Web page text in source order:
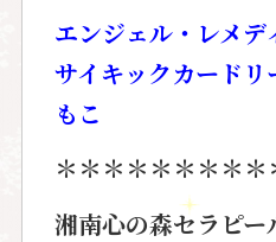
エンジェル・レメデ
サイキックカードリ
もこ
＊＊＊＊＊＊＊＊
湘南心の森セラピー